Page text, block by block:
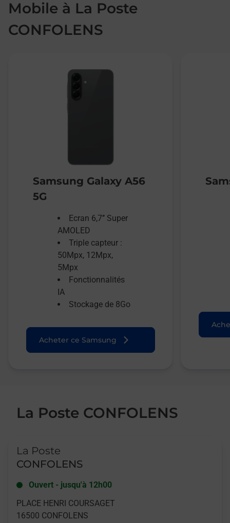
Mobile à La Poste
CONFOLENS
Samsung Galaxy A56
5G
Ecran 6,7’’ Super
AMOLED
Triple capteur :
50Mpx, 12Mpx,
5Mpx
Fonctionnalités
IA
Stockage de 8Go
Acheter ce Samsung
La Poste CONFOLENS
La Poste
CONFOLENS
Ouvert - jusqu'à 12h00
PLACE HENRI COURSAGET
16500 CONFOLENS